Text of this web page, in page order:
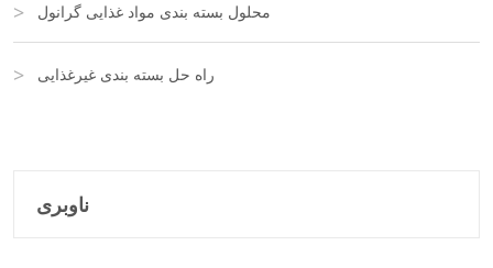
محلول بسته بندی مواد غذایی گرانول
راه حل بسته بندی غیرغذایی
ناوبری